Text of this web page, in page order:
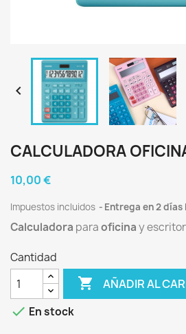

CALCULADORA
10,00 €
Impuestos incluidos Entrega en 2 días
Calculadora paraoficinay
Cantidad
 AÑADIR AL
 En stock